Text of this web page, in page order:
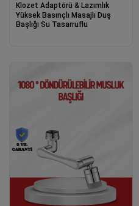
Klozet Adaptörü & Lazımlık
Yüksek Basınçlı Masajlı Duş
Başlığı Su Tasarruflu